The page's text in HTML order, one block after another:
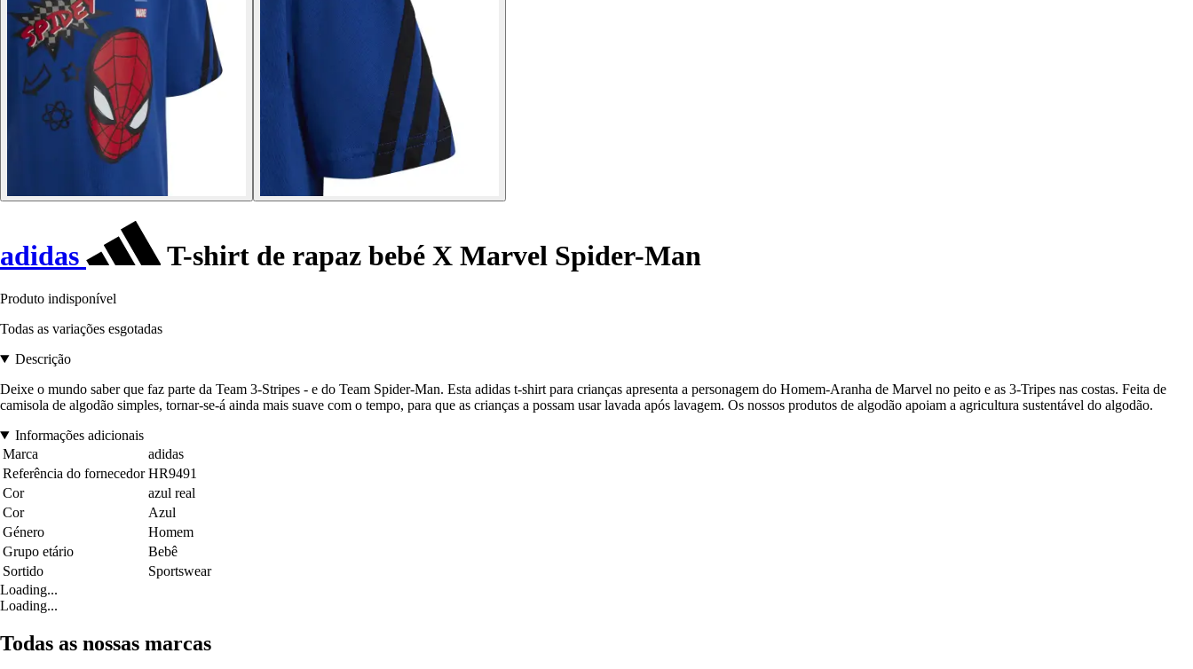
adidas T-shirt de rapaz bebé X Marvel Spider-Man
Produto indisponível
Todas as variações esgotadas
Descrição
Deixe o mundo saber que faz parte da Team 3-Stripes - e do Team Spider-Man. Esta adidas t-shirt para crianças apresenta a personagem do Homem-Aranha de Marvel no peito e as 3-Tripes nas costas. Feita de
camisola de algodão simples, tornar-se-á ainda mais suave com o tempo, para que as crianças a possam usar lavada após lavagem. Os nossos produtos de algodão apoiam a agricultura sustentável do algodão.
Informações adicionais
Marca
adidas
Referência do fornecedor HR9491
Cor
azul real
Cor
Azul
Género
Homem
Grupo etário
Bebê
Sortido
Sportswear
Loading...
Loading...
Todas as nossas marcas